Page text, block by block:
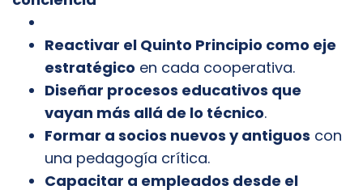
Reactivar el Quinto Principio como eje
estratégico en cada cooperativa.
Diseñar procesos educativos que
vayan más allá de lo técnico.
Formar a socios nuevos y antiguos con
una pedagogía crítica.
Capacitar a empleados desde el